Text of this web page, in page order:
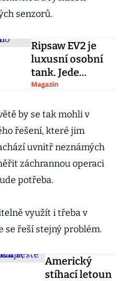
senzorů.
Ripsaw EV2 je
luxusní osobní
tank. Jede
sedmdesátkou a
Magazín
by se tak mohli v
řešení, které jim
uvnitř neznámých
záchrannou operaci
potřeba.
využít i třeba v
se řeší stejný problém.
Americký
stíhací letoun